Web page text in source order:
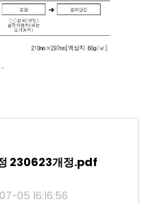
230623개정.pdf
05 16:16:56